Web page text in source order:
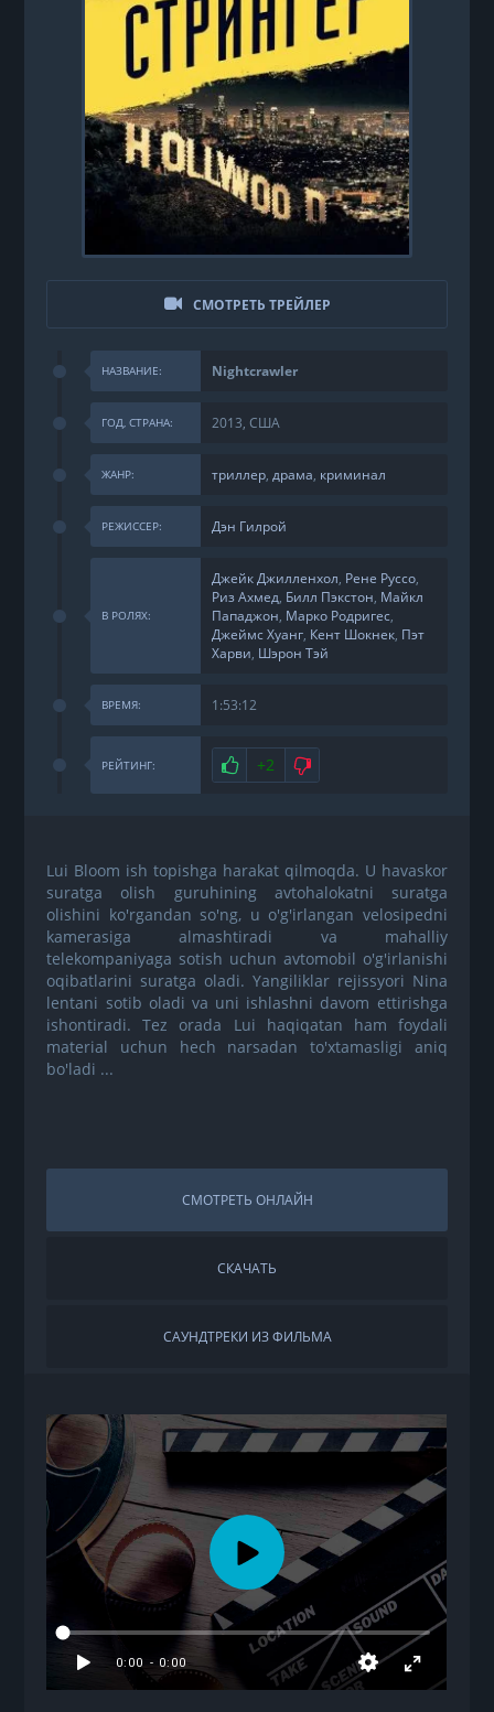
СМОТРЕТЬ ТРЕЙЛЕР
НАЗВАНИЕ: Nightcrawler
ГОД, СТРАНА: 2013, США
ЖАНР: триллер,драма, криминал
РЕЖИССЕР: Дэн Гилрой
В РОЛЯХ:
Джейк Джилленхол, Рене Руссо,
Риз Ахмед, Билл Пэкстон, Майкл
Пападжон, Марко Родригес,
Джеймс Хуанг, Кент Шокнек, Пэт
Харви, Шэрон Тэй
ВРЕМЯ: 1:53:12
РЕЙТИНГ: Нравится
+2 Не нравится
Lui Bloom ish topishga harakat qilmoqda. U havaskor
suratga olish guruhining avtohalokatni suratga
olishini ko'rgandan so'ng, u o'g'irlangan velosipedni
kamerasiga almashtiradi va mahalliy
telekompaniyaga sotish uchun avtomobil o'g'irlanishi
oqibatlarini suratga oladi. Yangiliklar rejissyori Nina
lentani sotib oladi va uni ishlashni davom ettirishga
ishontiradi. Tez orada Lui haqiqatan ham foydali
material uchun hech narsadan to'xtamasligi aniq
bo'ladi ...
СМОТРЕТЬ ОНЛАЙН
СКАЧАТЬ
САУНДТРЕКИ ИЗ ФИЛЬМА